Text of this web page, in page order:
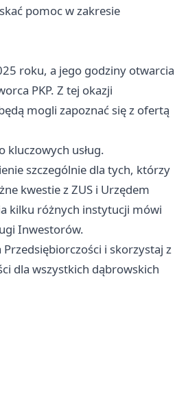
pomoc w zakresie
roku, a jego godziny otwarcia
PKP. Z tej okazji
mogli zapoznać się z ofertą
kluczowych usług.
szczególnie dla tych, którzy
kwestie z ZUS i Urzędem
kilku różnych instytucji mówi
Inwestorów.
i skorzystaj z
dla wszystkich dąbrowskich